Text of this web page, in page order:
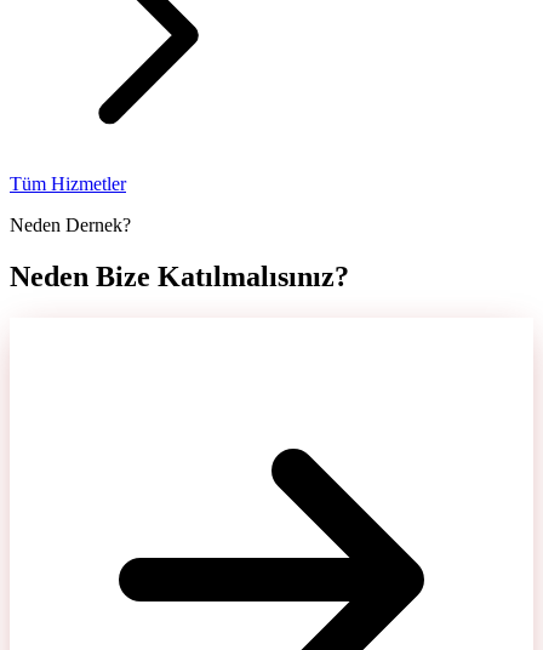
Tüm Hizmetler
Neden Dernek?
Neden Bize Katılmalısınız?